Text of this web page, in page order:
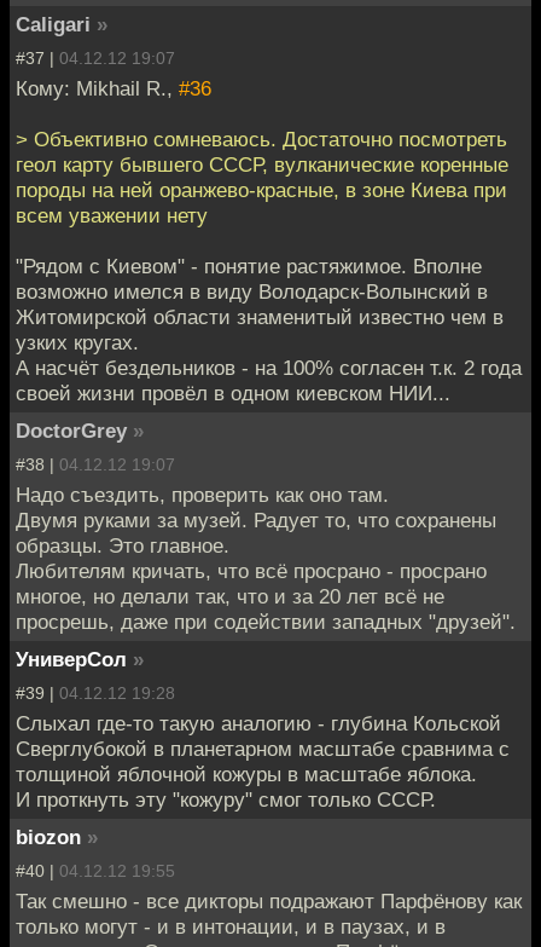
Caligari »
#37 | 04.12.12 19:07
Кому: Mikhail R., #36
> Объективно сомневаюсь. Достаточно посмотреть
геол карту бывшего СССР, вулканические коренные
породы на ней оранжево-красные, в зоне Киева при
всем уважении нету
"Рядом с Киевом" - понятие растяжимое. Вполне
возможно имелся в виду Володарск-Волынский в
Житомирской области знаменитый известно чем в
узких кругах.
А насчёт бездельников - на 100% согласен т.к. 2 года
своей жизни провёл в одном киевском НИИ...
DoctorGrey »
#38 | 04.12.12 19:07
Надо съездить, проверить как оно там.
Двумя руками за музей. Радует то, что сохранены
образцы. Это главное.
Любителям кричать, что всё просрано - просрано
многое, но делали так, что и за 20 лет всё не
просрешь, даже при содействии западных "друзей".
УниверСол »
#39 | 04.12.12 19:28
Слыхал где-то такую аналогию - глубина Кольской
Сверглубокой в планетарном масштабе сравнима с
толщиной яблочной кожуры в масштабе яблока.
И проткнуть эту "кожуру" смог только СССР.
biozon »
#40 | 04.12.12 19:55
Так смешно - все дикторы подражают Парфёнову как
только могут - и в интонации, и в паузах, и в